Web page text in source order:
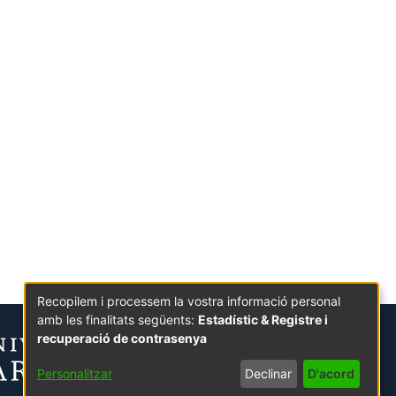
Recopilem i processem la vostra informació personal
amb les finalitats següents: Estadístic & Registre i
recuperació de contrasenya
Personalitzar Declinar D'acord